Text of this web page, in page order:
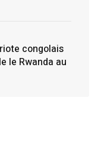
congolais
le Rwanda au